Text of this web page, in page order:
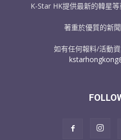
K-Star HK提供最新的韓星
著重於優質的新
如有任何報料/活動